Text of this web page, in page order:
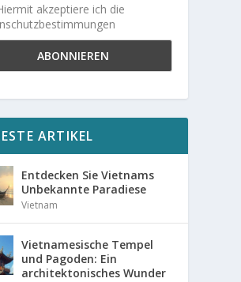
akzeptiere ich die
ARTIKEL
Entdecken Sie Vietnams
Unbekannte Paradiese
Vietnam
Vietnamesische Tempel
und Pagoden: Ein
architektonisches Wunder